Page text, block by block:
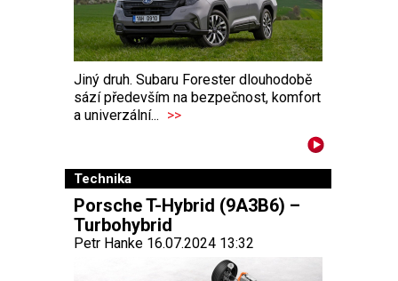
Jiný druh. Subaru Forester dlouhodobě
sází především na bezpečnost, komfort
a univerzální... >>
Technika
Porsche T-Hybrid (9A3B6) –
Turbohybrid
Petr Hanke 16.07.2024 13:32